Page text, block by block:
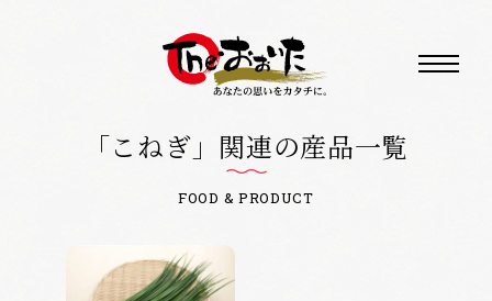
「こねぎ」関連の産品一覧
FOOD & PRODUCT